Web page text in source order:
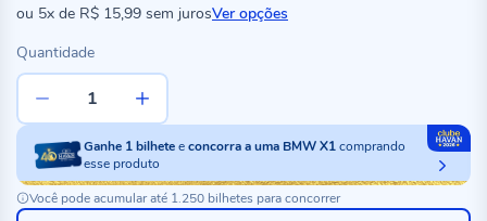
ou 5x de R$ 15,99 sem jurosVer opções
Quantidade
Ganhe 1bilheteeconcorra a uma BMW X1comprando
esse produto
Você pode acumular até 1.250 bilhetes para concorrer